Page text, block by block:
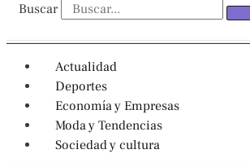
Buscar
Actualidad
Deportes
Economía y Empresas
Moda y Tendencias
Sociedad y cultura